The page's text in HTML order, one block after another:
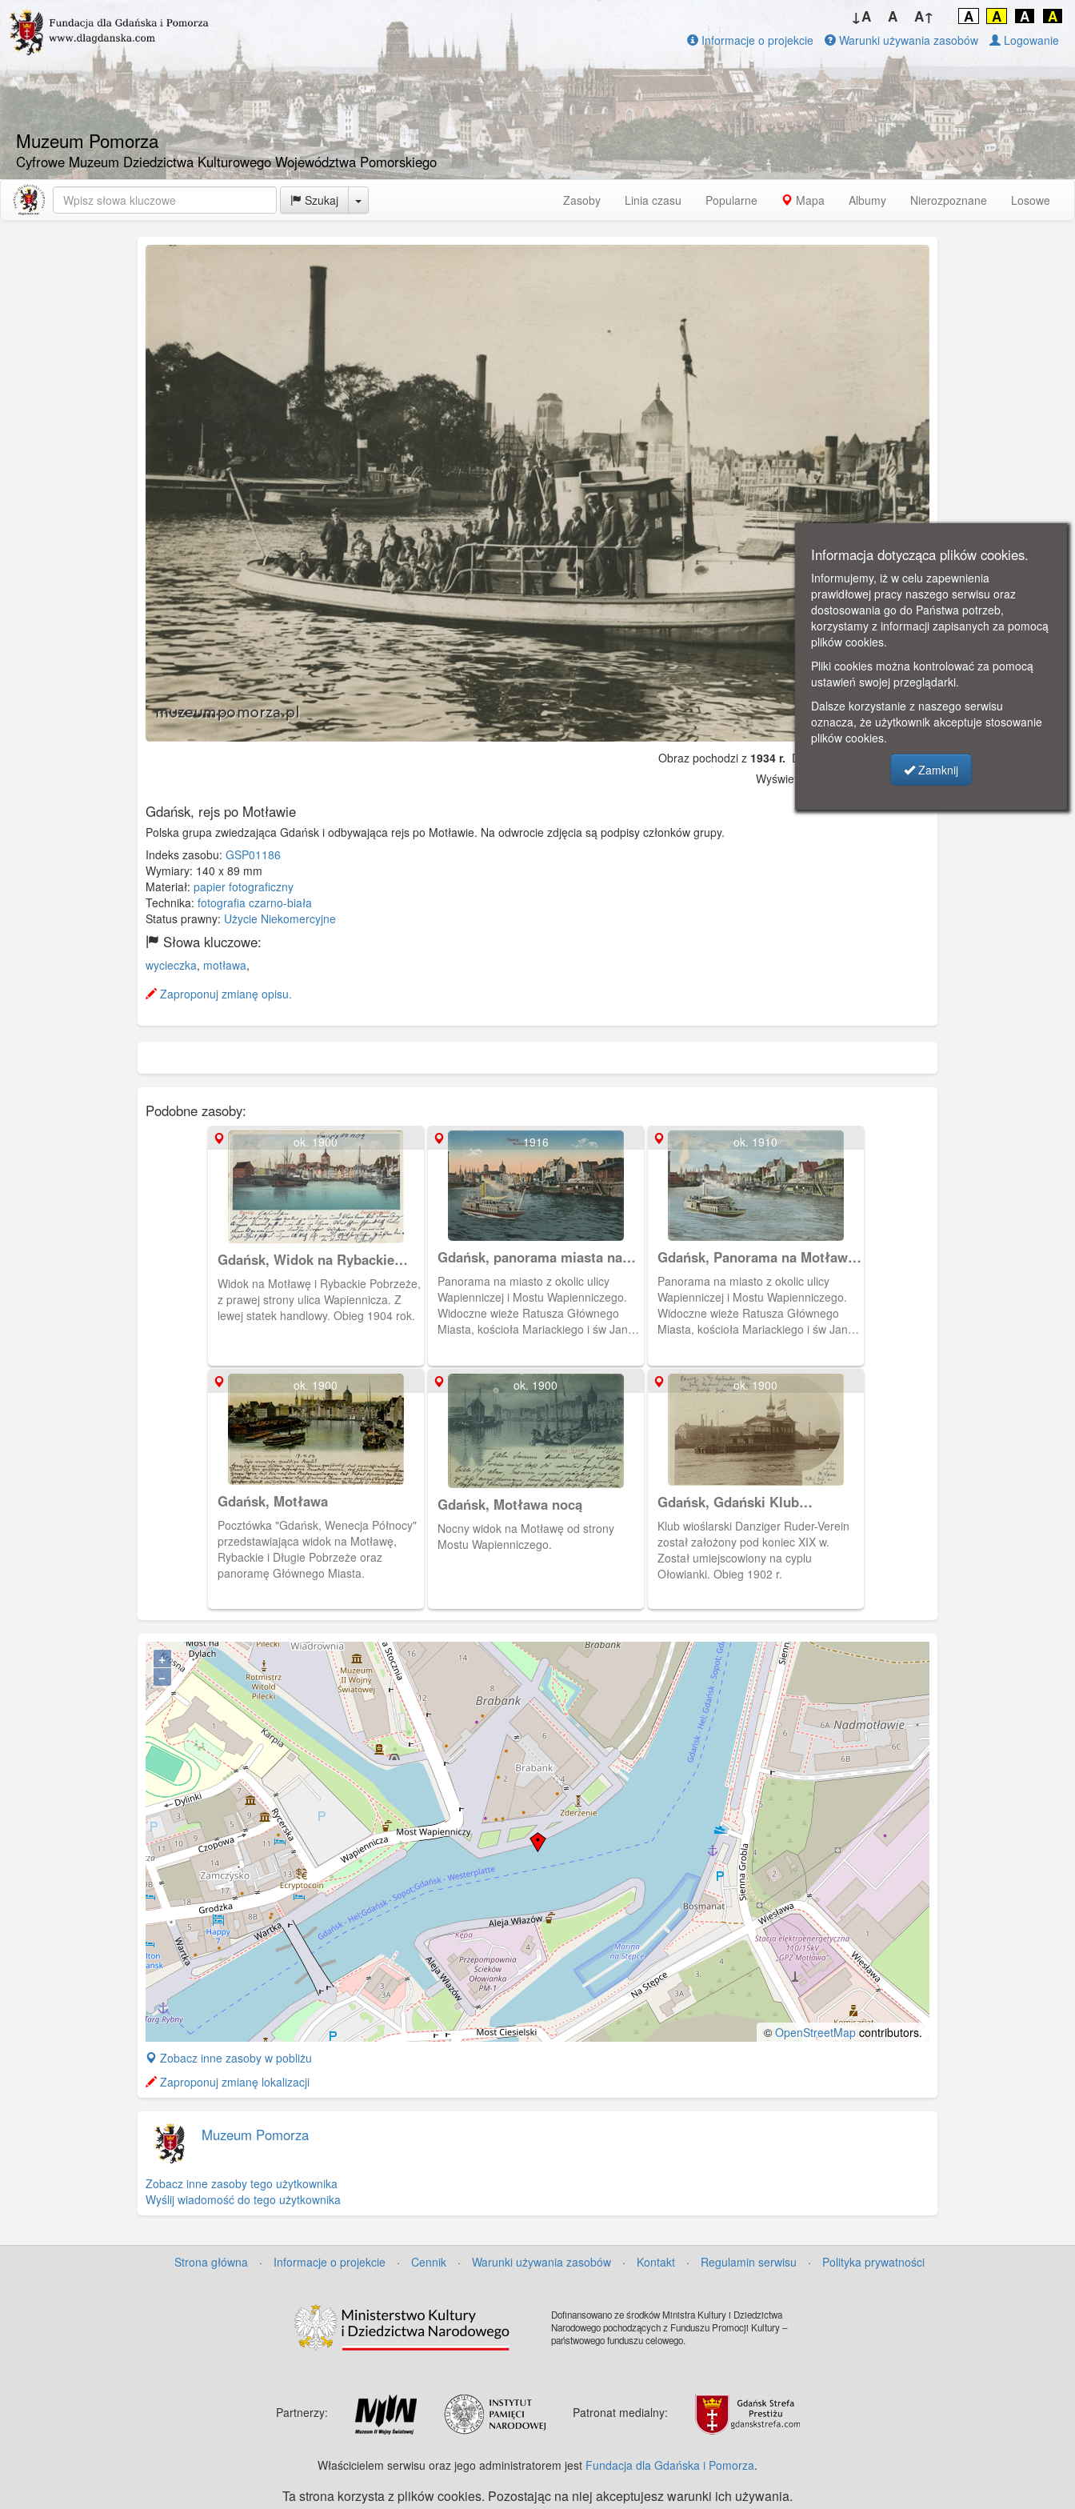
Muzeum Pomorza
Cyfrowe Muzeum Dziedzictwa Kulturowego Województwa Pomorskiego
↓A A A↑ A A A A
Informacje o projekcie Warunki używania zasobów Logowanie
Szukaj Toggle Dropdown Zasoby Linia czasu Popularne Mapa Albumy Nierozpoznane Losowe
Obraz pochodzi z 1934 r. Dodano: 2019-10-31 17:19
Wyświetlono: 3062
Gdańsk, rejs po Motławie
Polska grupa zwiedzająca Gdańsk i odbywająca rejs po Motławie. Na odwrocie zdjęcia są podpisy członków grupy.
Indeks zasobu: GSP01186
Wymiary: 140 x 89 mm
Materiał: papier fotograficzny
Technika: fotografia czarno-biała
Status prawny: Użycie Niekomercyjne
Słowa kluczowe:
wycieczka, motława,
Zaproponuj zmianę opisu.
Podobne zasoby:
ok. 1900
Gdańsk, Widok na Rybackie
Pobrzeże
Widok na Motławę i Rybackie Pobrzeże,
z prawej strony ulica Wapiennicza. Z
lewej statek handlowy. Obieg 1904 rok.
1916
Gdańsk, panorama miasta nad
Motławą
Panorama na miasto z okolic ulicy
Wapienniczej i Mostu Wapienniczego.
Widoczne wieże Ratusza Głównego
Miasta, kościoła Mariackiego i św Jana.
ok. 1910
Gdańsk, Panorama na Motławę
i Główne Miasto
Panorama na miasto z okolic ulicy
Wapienniczej i Mostu Wapienniczego.
Widoczne wieże Ratusza Głównego
Miasta, kościoła Mariackiego i św Jana.
Było kilka podobnych ujęć ale z różnymi
statkami. Obieg 1913 rok.
ok. 1900
Gdańsk, Motława
Pocztówka "Gdańsk, Wenecja Północy"
przedstawiająca widok na Motławę,
Rybackie i Długie Pobrzeże oraz
panoramę Głównego Miasta.
ok. 1900
Gdańsk, Motława nocą
Nocny widok na Motławę od strony
Mostu Wapienniczego.
ok. 1900
Gdańsk, Gdański Klub
Wioślarski, Danziger Ruder-
Verein
Klub wioślarski Danziger Ruder-Verein
został założony pod koniec XIX w.
Został umiejscowiony na cyplu
Ołowianki. Obieg 1902 r.
+
−
© OpenStreetMapcontributors.
+
−
©OpenStreetMap
Zobacz inne zasoby w pobliżu
Zaproponuj zmianę lokalizacji
Muzeum Pomorza
Zobacz inne zasoby tego użytkownika
Wyślij wiadomość do tego użytkownika
Strona główna · Informacje o projekcie · Cennik · Warunki używania zasobów · Kontakt · Regulamin serwisu · Polityka prywatności
Dofinansowano ze środków Ministra Kultury i Dziedzictwa
Narodowego pochodzących z Funduszu Promocji Kultury –
państwowego funduszu celowego.
Partnerzy: Patronat medialny:
Właścicielem serwisu oraz jego administratorem jest Fundacja dla Gdańska i Pomorza.
Ta strona korzysta z plików cookies. Pozostając na niej akceptujesz warunki ich używania.
Informacja dotycząca plików cookies.
Informujemy, iż w celu zapewnienia
prawidłowej pracy naszego serwisu oraz
dostosowania go do Państwa potrzeb,
korzystamy z informacji zapisanych za pomocą
plików cookies.
Pliki cookies można kontrolować za pomocą
ustawień swojej przeglądarki.
Dalsze korzystanie z naszego serwisu
oznacza, że użytkownik akceptuje stosowanie
plików cookies.
Zamknij